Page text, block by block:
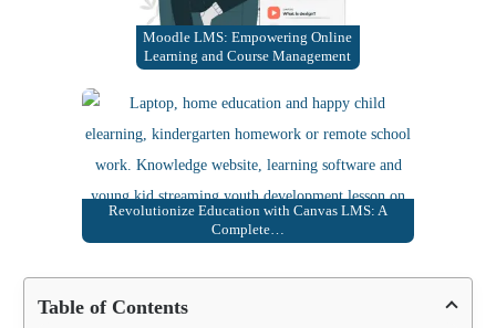
Moodle LMS: Empowering Online
Learning and Course Management
Revolutionize Education with Canvas LMS: A
Complete…
Table of Contents